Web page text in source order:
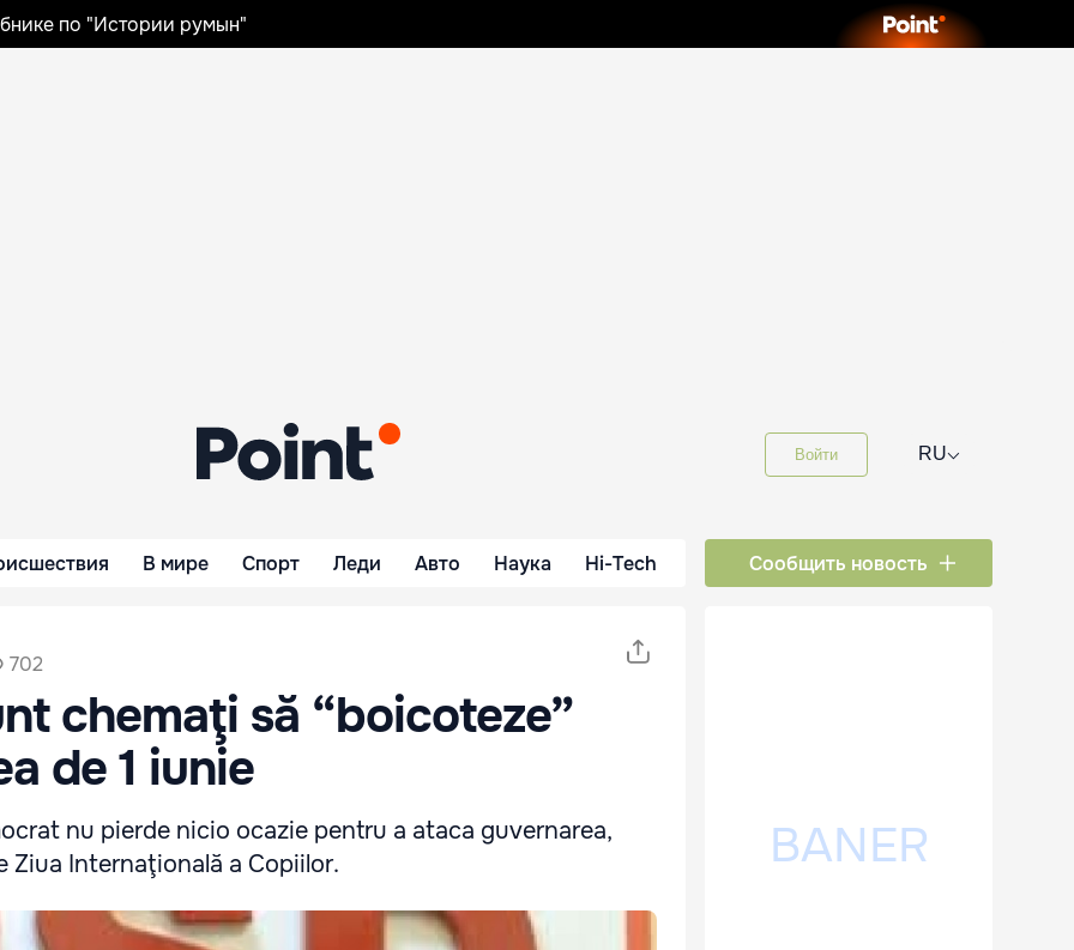
по "Истории румын"
Войти RU⌵
В мире Спорт Леди Авто Наука Hi-Tech Сообщить новость
702
chemaţi să “boicoteze”
de 1 iunie
nu pierde nicio ocazie pentru a ataca guvernarea,
Ziua Internaţională a Copiilor.